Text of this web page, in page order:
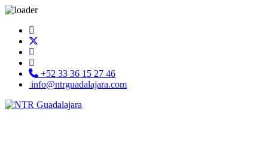
+52 33 36 15 27 46
info@ntrguadalajara.com